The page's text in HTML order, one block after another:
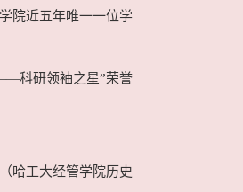
院近五年唯一一位学
科研领袖之星”荣誉
哈工大经管学院历史